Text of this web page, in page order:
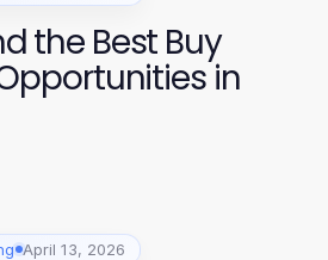
the Best Buy
in
April 13, 2026